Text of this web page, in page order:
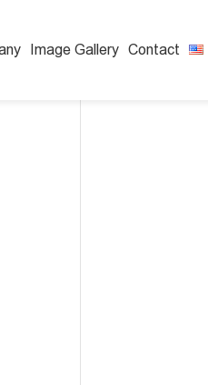
Image Gallery Contact